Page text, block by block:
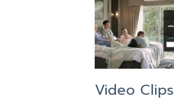
Video Clips